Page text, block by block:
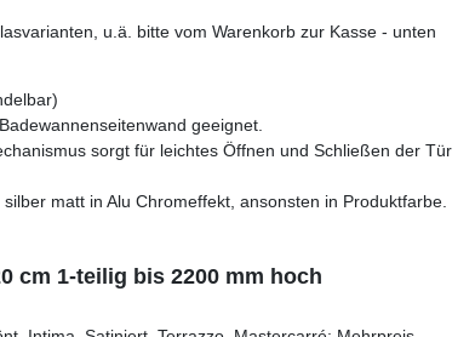
u.ä. bitte vom Warenkorb zur Kasse - unten
geeignet.
sorgt für leichtes Öffnen und Schließen der Tür
matt in Alu Chromeffekt, ansonsten in Produktfarbe.
cm 1-teilig bis 2200 mm hoch